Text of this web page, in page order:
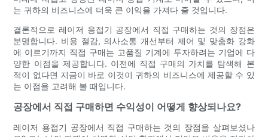
는 귀하의 비즈니스에 더욱 큰 이익을 가져다 줄 것입니다.
결론적으로 레이저 용접기 공장에서 직접 구매하는 것의 장점은
분명합니다. 비용 절감, 의사소통 개선부터 제어 및 맞춤화 강화
에 이르기까지 직접 구매는 고품질 기계에 투자하려는 기업에 다
양한 이점을 제공합니다. 이전에 직접 구매의 가치를 탐색해 본
적이 없다면 지금이 바로 이것이 귀하의 비즈니스에 제공할 수 있
는 이점을 고려해 볼 때입니다.
공장에서 직접 구매하면 수익성이 어떻게 향상되나요?
레이저 용접기 공장에서 직접 구매하는 것의 장점을 살펴보셨나